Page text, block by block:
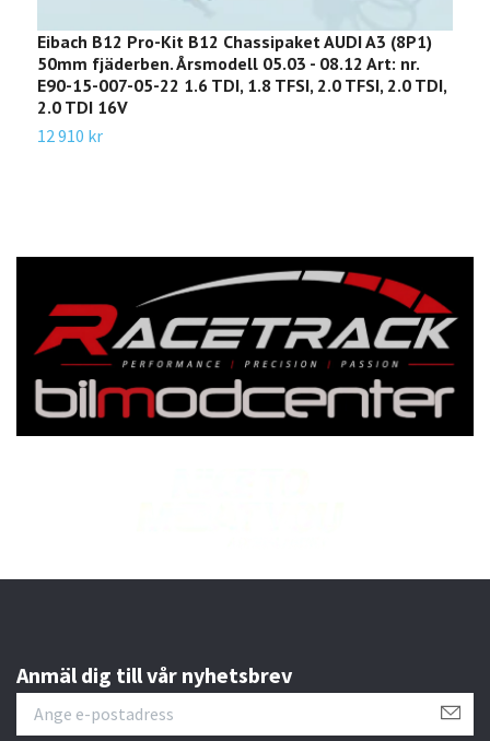
Eibach B12 Pro-Kit B12 Chassipaket AUDI A3 (8P1)
50mm fjäderben. Årsmodell 05.03 - 08.12 Art: nr.
E90-15-007-05-22 1.6 TDI, 1.8 TFSI, 2.0 TFSI, 2.0 TDI,
2.0 TDI 16V
12 910 kr
Anmäl dig till vår nyhetsbrev